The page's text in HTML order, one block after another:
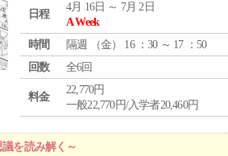
日程
4月 16日 ～ 7月 2日
A Week
時間
隔週 （金） 16 ：30 ～ 17 ：50
回数
全6回
料金
22,770円
一般22,770円/入学者20,460円
を読み解く～